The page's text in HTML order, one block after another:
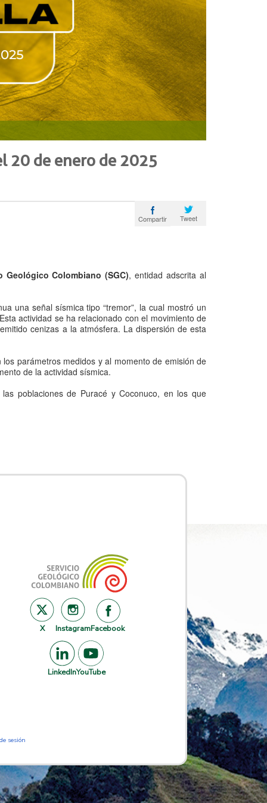
20 de enero de 2025
Tweet
Compartir
Geológico Colombiano (SGC), entidad adscrita al
una señal sísmica tipo “tremor”, la cual mostró un
actividad se ha relacionado con el movimiento de
cenizas a la atmósfera. La dispersión de esta
parámetros medidos y al momento de emisión de
de la actividad sísmica.
poblaciones de Puracé y Coconuco, en los que
X InstagramFacebook
LinkedInYouTube
sesión